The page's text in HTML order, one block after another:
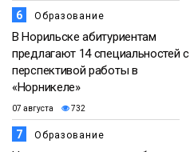
6 Образование
В Норильске абитуриентам
предлагают 14 специальностей с
перспективой работы в
«Норникеле»
07 августа 732
7 Образование